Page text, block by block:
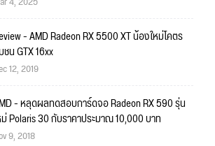
- AMD Radeon RX 5500 XT น้องใหม่โคตร
น GTX 16xx
12, 2019
- หลุดผลทดสอบการ์ดจอ Radeon RX 590 รุ่น
Polaris 30 กับราคาประมาณ 10,000 บาท
9, 2018